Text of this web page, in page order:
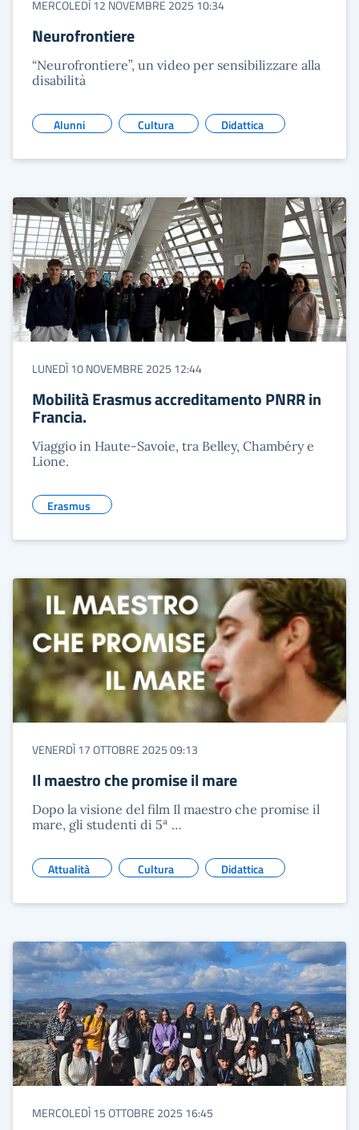
MERCOLEDÌ 12 NOVEMBRE 2025 10:34
Neurofrontiere
“Neurofrontiere”, un video per sensibilizzare alla
disabilità
Alunni Cultura Didattica
LUNEDÌ 10 NOVEMBRE 2025 12:44
Mobilità Erasmus accreditamento PNRR in
Francia.
Viaggio in Haute-Savoie, tra Belley, Chambéry e
Lione.
Erasmus
VENERDÌ 17 OTTOBRE 2025 09:13
Il maestro che promise il mare
Dopo la visione del film Il maestro che promise il
mare, gli studenti di 5ª …
Attualità Cultura Didattica
MERCOLEDÌ 15 OTTOBRE 2025 16:45